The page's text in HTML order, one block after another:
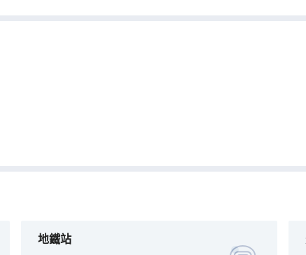
地鐵站